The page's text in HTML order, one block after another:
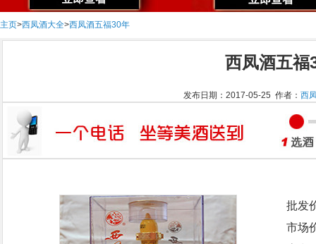
主页>西凤酒大全>西凤酒五福30年
西凤酒五福
发布日期：2017-05-25 作者： 西
批发
市场